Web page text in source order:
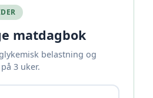
matdagbok
belastning og
3 uker.